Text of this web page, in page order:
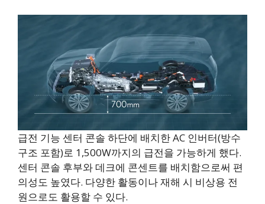
급전 기능 센터 콘솔 하단에 배치한 AC 인버터(방수
구조 포함)로 1,500W까지의 급전을 가능하게 했다.
센터 콘솔 후부와 데크에 콘센트를 배치함으로써 편
의성도 높였다. 다양한 활동이나 재해 시 비상용 전
원으로도 활용할 수 있다.